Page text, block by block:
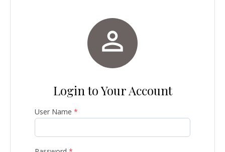

Login to Your Account
User Name *